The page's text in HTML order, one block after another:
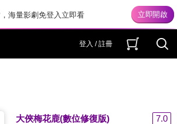
海量影劇免登入立即看
登入 / 註冊
大俠梅花鹿(數位修復版)
7.0